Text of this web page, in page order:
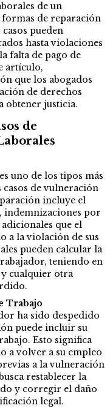
de un
formas de reparación
pueden
hasta violaciones
falta de pago de
artículo,
que los abogados
de derechos
obtener justicia.
de
uno de los tipos más
de vulneración
incluye el
indemnizaciones por
que el
a la violación de sus
pueden calcular la
teniendo en
y cualquier otra
Trabajo
ha sido despedido
puede incluir su
Esto significa
a volver a su empleo
a la vulneración
restablecer la
y corregir el daño
legal.